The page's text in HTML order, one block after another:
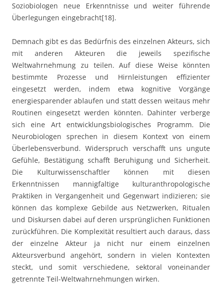
Soziobiologen neue Erkenntnisse und weiter führende
Überlegungen eingebracht[18].
Demnach gibt es das Bedürfnis des einzelnen Akteurs, sich
mit anderen Akteuren die jeweils spezifische
Weltwahrnehmung zu teilen. Auf diese Weise könnten
bestimmte Prozesse und Hirnleistungen effizienter
eingesetzt werden, indem etwa kognitive Vorgänge
energiesparender ablaufen und statt dessen weitaus mehr
Routinen eingesetzt werden könnten. Dahinter verberge
sich eine Art entwicklungsbiologisches Programm. Die
Neurobiologen sprechen in diesem Kontext von einem
Überlebensverbund. Widerspruch verschafft uns ungute
Gefühle, Bestätigung schafft Beruhigung und Sicherheit.
Die Kulturwissenschaftler können mit diesen
Erkenntnissen mannigfaltige kulturanthropologische
Praktiken in Vergangenheit und Gegenwart indizieren; sie
können das komplexe Gebilde aus Netzwerken, Ritualen
und Diskursen dabei auf deren ursprünglichen Funktionen
zurückführen. Die Komplexität resultiert auch daraus, dass
der einzelne Akteur ja nicht nur einem einzelnen
Akteursverbund angehört, sondern in vielen Kontexten
steckt, und somit verschiedene, sektoral voneinander
getrennte Teil-Weltwahrnehmungen wirken.